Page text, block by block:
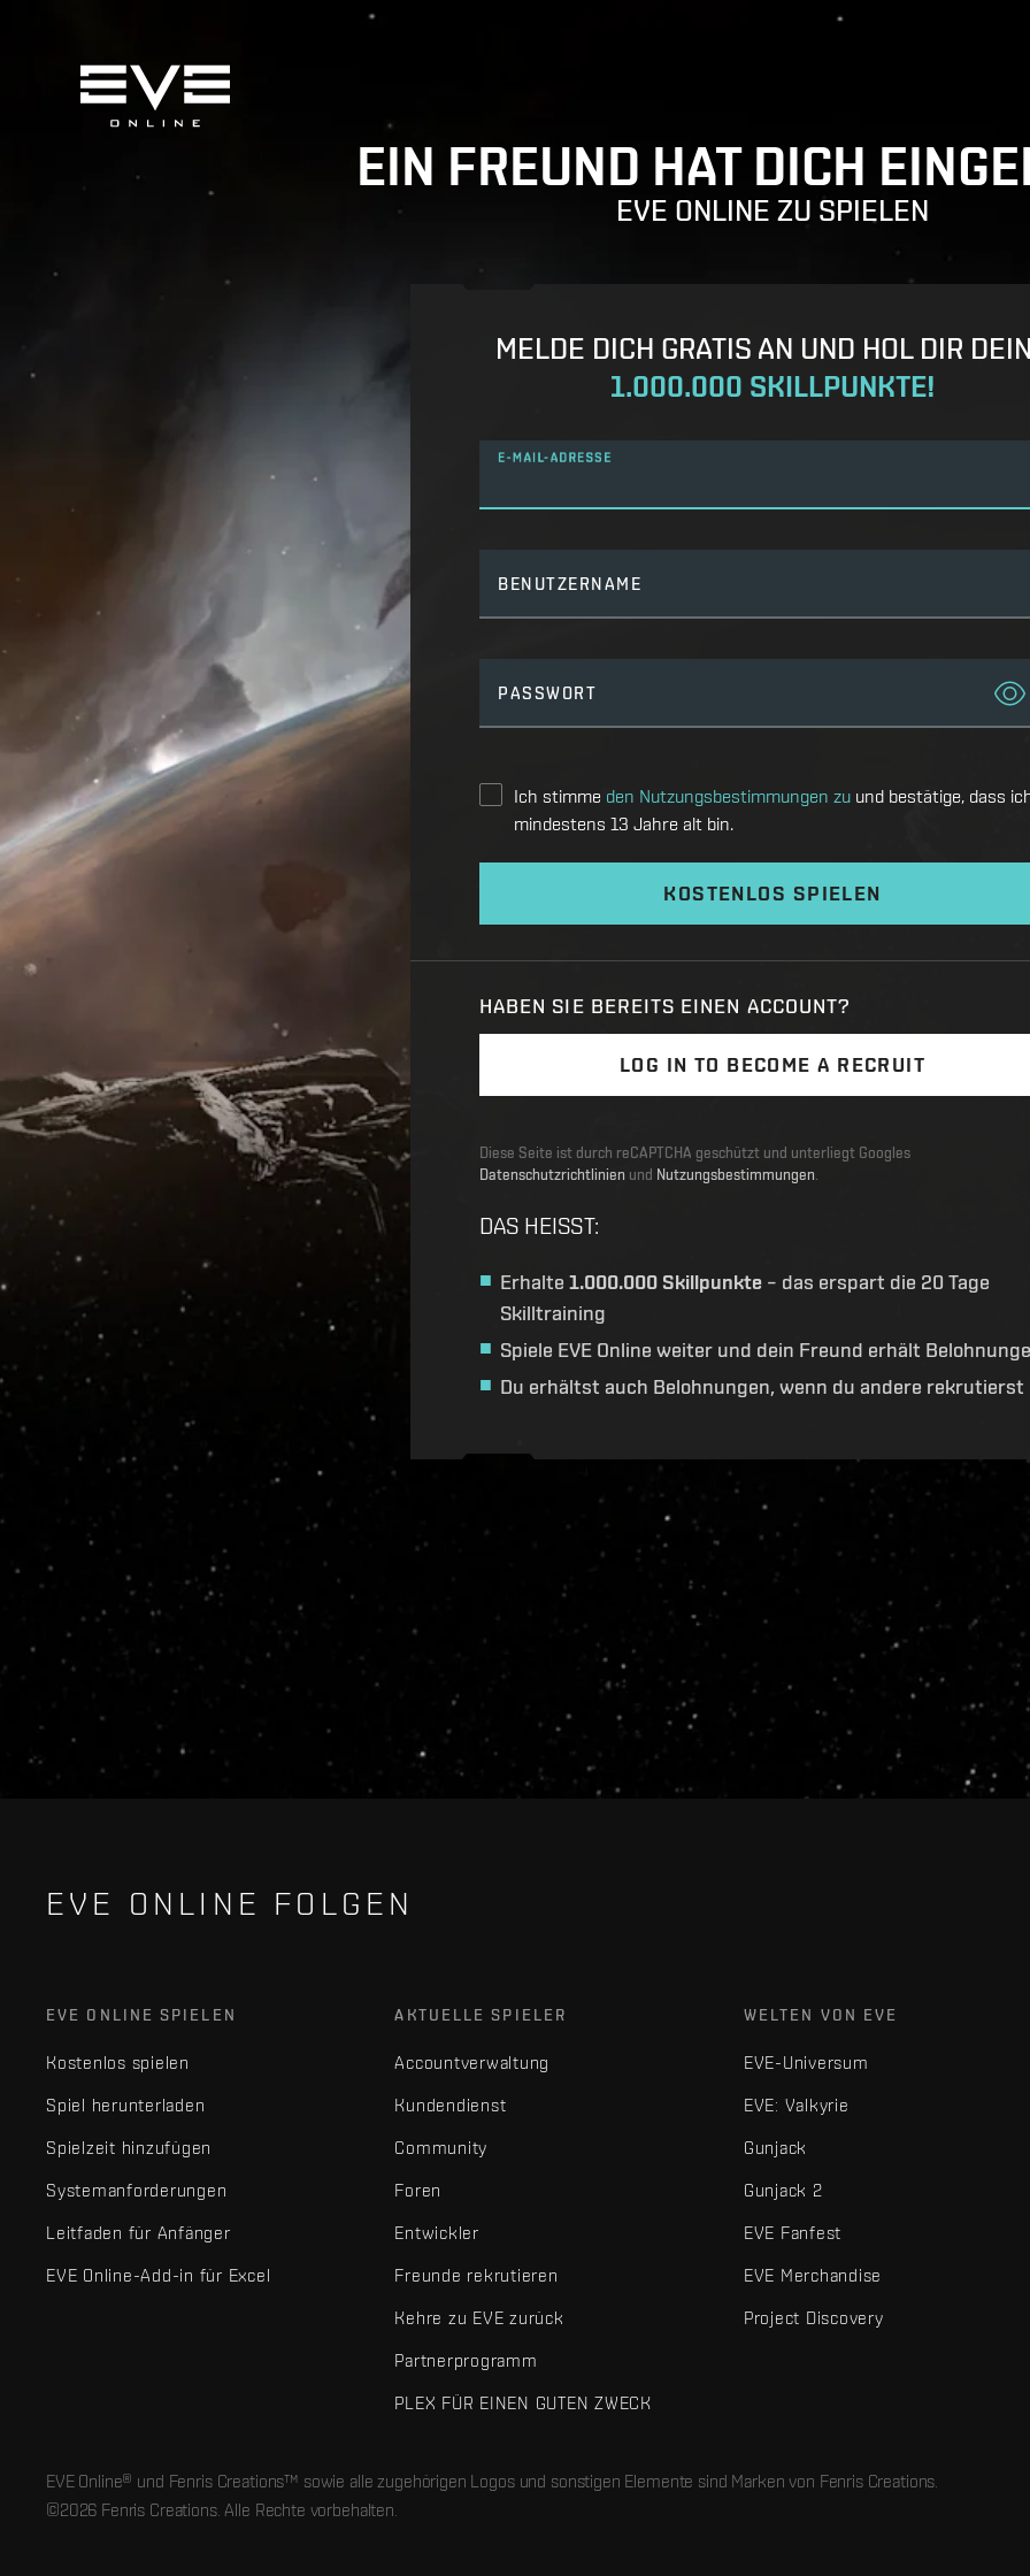
EIN FREUND HAT DICH
EVE ONLINE ZU SPIELEN
MELDE DICH GRATIS AN UND HOL DIR
1.000.000 SKILLPUNKTE!
E-MAIL-ADRESSE
BENUTZERNAME
PASSWORT
Ich stimme den Nutzungsbestimmungen zu und bestätige, dass
mindestens 13 Jahre alt bin.
KOSTENLOS SPIELEN
HABEN SIE BEREITS EINEN ACCOUNT?
LOG IN TO BECOME A RECRUIT
Diese Seite ist durch reCAPTCHA geschützt und unterliegt Googles
Datenschutzrichtlinien und Nutzungsbestimmungen.
DAS HEISST :
Erhalte 1.000.000 Skillpunkte – das erspart die 20 Tage
Skilltraining
Spiele EVE Online weiter und dein Freund erhält
Du erhältst auch Belohnungen, wenn du andere rekrutierst
Recruitment service url to use: https://eve-web-user-live.evetech.net/api/v1 Flag is
EVE ONLINE FOLGEN
EVE ONLINE SPIELEN
Kostenlos spielen
Spiel herunterladen
Spielzeit hinzufügen
Systemanforderungen
Leitfaden für Anfänger
EVE Online-Add-in für Excel
AKTUELLE SPIELER
Accountverwaltung
Kundendienst
Community
Foren
Entwickler
Freunde rekrutieren
Kehre zu EVE zurück
Partnerprogramm
PLEX FÜR EINEN GUTEN ZWECK
WELTEN VON EVE
EVE-Universum
EVE: Valkyrie
Gunjack
Gunjack 2
EVE Fanfest
EVE Merchandise
Project Discovery
EVE Online® und Fenris Creations™ sowie alle zugehörigen Logos und sonstigen Elemente sind Marken von Fenris Creations.
©2026 Fenris Creations. Alle Rechte vorbehalten.